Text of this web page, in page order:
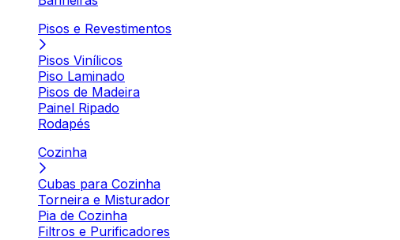
Pisos e Revestimentos
Pisos Vinílicos
Piso Laminado
Pisos de Madeira
Painel Ripado
Rodapés
Cozinha
Cubas para Cozinha
Torneira e Misturador
Pia de Cozinha
Filtros e Purificadores